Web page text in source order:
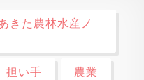
きた農林水産ノ
担い手 農業